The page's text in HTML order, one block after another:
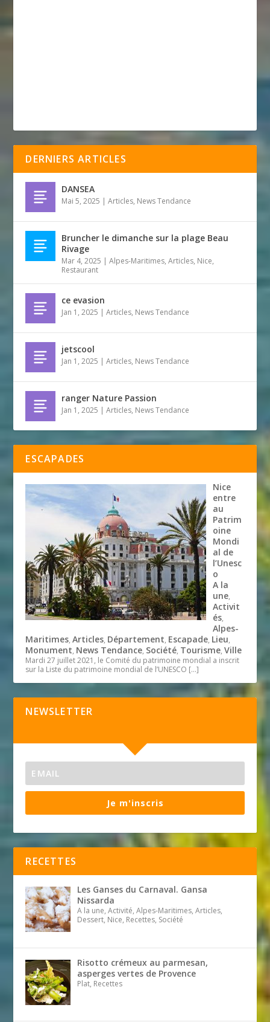
DERNIERS ARTICLES
DANSEA
Mai 5, 2025 |Articles, News Tendance
Bruncher le dimanche sur la plage Beau
Rivage
Mar 4, 2025 |Alpes-Maritimes,Articles, Nice,
Restaurant
ce evasion
Jan 1, 2025 |Articles, News Tendance
jetscool
Jan 1, 2025 |Articles, News Tendance
ranger Nature Passion
Jan 1, 2025 |Articles, News Tendance
ESCAPADES
Nice
entre
au
Patrim
oine
Mondi
al de
l’Unesc
o
A la
une,
Activit
és,
Alpes-
Maritimes,Articles, Département, Escapade, Lieu,
Monument, News Tendance, Société, Tourisme,Ville
Mardi 27 juillet 2021, le Comité du patrimoine mondial a inscrit
sur la Liste du patrimoine mondial de l’UNESCO […]
NEWSLETTER
Je m'inscris
RECETTES
Les Ganses du Carnaval. Gansa
Nissarda
A la une, Activité, Alpes-Maritimes, Articles,
Dessert, Nice, Recettes, Société
Risotto crémeux au parmesan,
asperges vertes de Provence
Plat, Recettes